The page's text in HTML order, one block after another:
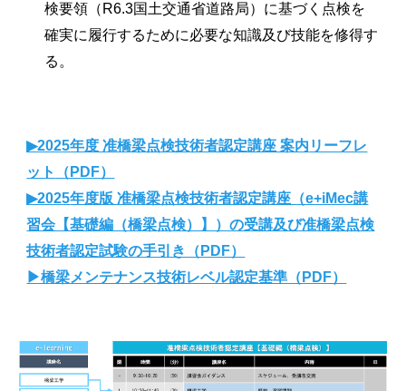
検要領（R6.3国土交通省道路局）に基づく点検を
確実に履行するために必要な知識及び技能を修得す
る。
▶2025年度 准橋梁点検技術者認定講座 案内 リーフレ
ット
（PDF）
▶2025年度版 准橋梁点検技術者認定講座（e+iMec講
習会【基礎編（橋梁点検）】）の受講及び准橋梁点検
技術者認定試験の手引き（PDF）
▶橋梁メンテナンス技術レベル認定基準（PDF）